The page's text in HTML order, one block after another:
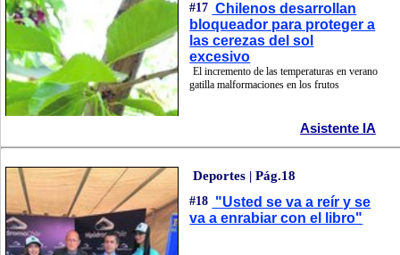
#17 Chilenos desarrollan
bloqueador para proteger a
las cerezas del sol
excesivo
El incremento de las temperaturas en verano
gatilla malformaciones en los frutos
Asistente IA
Deportes | Pág.18
#18 "Usted se va a reír y se
va a enrabiar con el libro"